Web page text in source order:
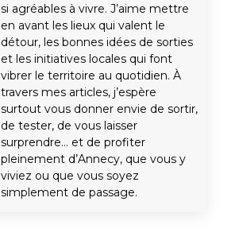
si agréables à vivre. J’aime mettre
en avant les lieux qui valent le
détour, les bonnes idées de sorties
et les initiatives locales qui font
vibrer le territoire au quotidien. À
travers mes articles, j’espère
surtout vous donner envie de sortir,
de tester, de vous laisser
surprendre… et de profiter
pleinement d’Annecy, que vous y
viviez ou que vous soyez
simplement de passage.